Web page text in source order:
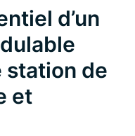
d’un
station de
et